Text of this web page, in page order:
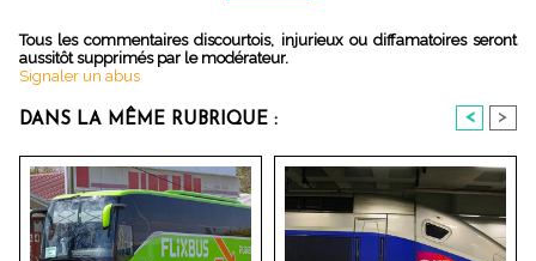
Tous les commentaires discourtois, injurieux ou diffamatoires seront
aussitôt supprimés par le modérateur.
Signaler un abus
DANS LA MÊME RUBRIQUE : < >